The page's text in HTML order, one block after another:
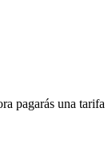
pagarás una